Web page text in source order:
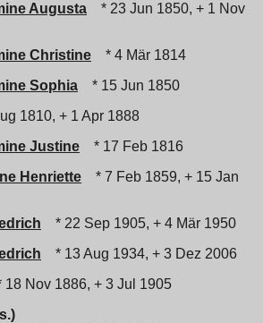
Augusta
* 23 Jun 1850, + 1 Nov
Christine
* 4 Mär 1814
Sophia
* 15 Jun 1850
1810, + 1 Apr 1888
Justine
* 17 Feb 1816
Henriette
* 7 Feb 1859, + 15 Jan
* 22 Sep 1905, + 4 Mär 1950
* 13 Aug 1934, + 3 Dez 2006
18 Nov 1886, + 3 Jul 1905